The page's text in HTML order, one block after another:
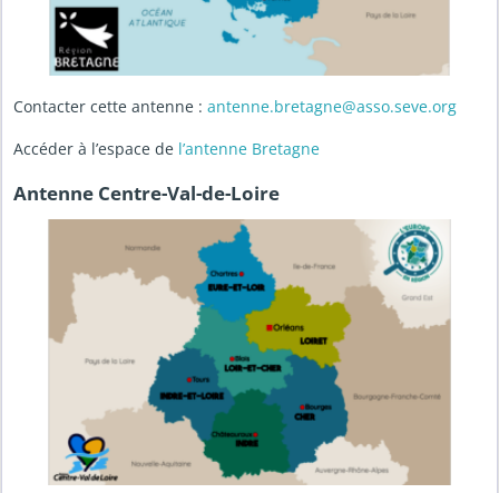
Contacter cette antenne : antenne.bretagne@asso.seve.org
Accéder à l’espace de l’antenne Bretagne
Antenne Centre-Val-de-Loire